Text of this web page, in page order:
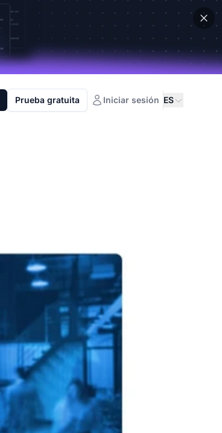
Prueba gratuita Iniciar sesión ES